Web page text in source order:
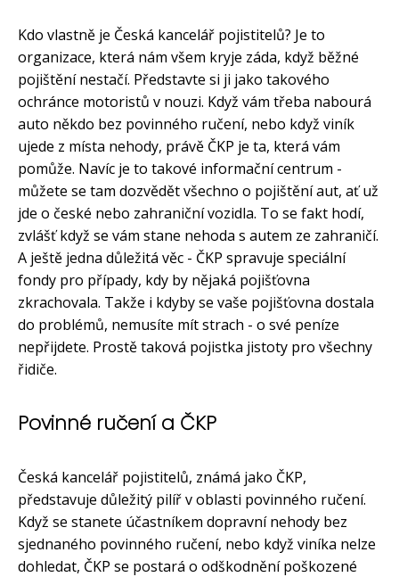
Kdo vlastně je Česká kancelář pojistitelů? Je to
organizace, která nám všem kryje záda, když běžné
pojištění nestačí. Představte si ji jako takového
ochránce motoristů v nouzi. Když vám třeba nabourá
auto někdo bez povinného ručení, nebo když viník
ujede z místa nehody, právě ČKP je ta, která vám
pomůže. Navíc je to takové informační centrum -
můžete se tam dozvědět všechno o pojištění aut, ať už
jde o české nebo zahraniční vozidla. To se fakt hodí,
zvlášť když se vám stane nehoda s autem ze zahraničí.
A ještě jedna důležitá věc - ČKP spravuje speciální
fondy pro případy, kdy by nějaká pojišťovna
zkrachovala. Takže i kdyby se vaše pojišťovna dostala
do problémů, nemusíte mít strach - o své peníze
nepřijdete. Prostě taková pojistka jistoty pro všechny
řidiče.
Povinné ručení a ČKP
Česká kancelář pojistitelů, známá jako ČKP,
představuje důležitý pilíř v oblasti povinného ručení.
Když se stanete účastníkem dopravní nehody bez
sjednaného povinného ručení, nebo když viníka nelze
dohledat, ČKP se postará o odškodnění poškozené